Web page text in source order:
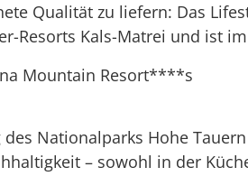
Qualität zu liefern: Das
Resorts Kals-Matrei und ist
des Nationalparks Hohe
– sowohl in der